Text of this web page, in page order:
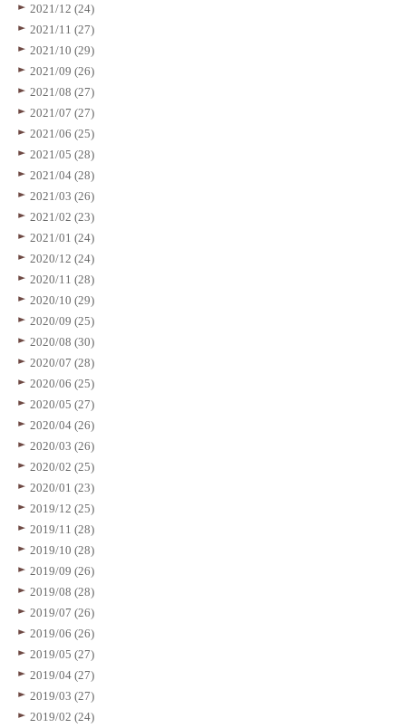
2021/12 (24)
2021/11 (27)
2021/10 (29)
2021/09 (26)
2021/08 (27)
2021/07 (27)
2021/06 (25)
2021/05 (28)
2021/04 (28)
2021/03 (26)
2021/02 (23)
2021/01 (24)
2020/12 (24)
2020/11 (28)
2020/10 (29)
2020/09 (25)
2020/08 (30)
2020/07 (28)
2020/06 (25)
2020/05 (27)
2020/04 (26)
2020/03 (26)
2020/02 (25)
2020/01 (23)
2019/12 (25)
2019/11 (28)
2019/10 (28)
2019/09 (26)
2019/08 (28)
2019/07 (26)
2019/06 (26)
2019/05 (27)
2019/04 (27)
2019/03 (27)
2019/02 (24)